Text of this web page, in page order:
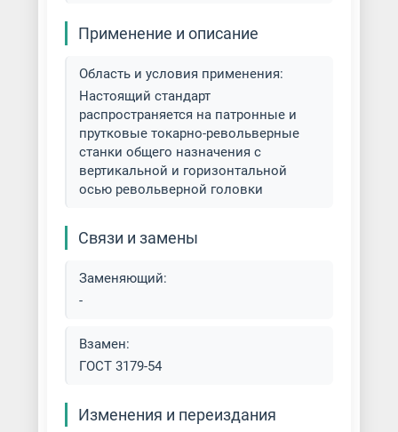
Применение и описание
Область и условия применения:
Настоящий стандарт
распространяется на патронные и
прутковые токарно-револьверные
станки общего назначения с
вертикальной и горизонтальной
осью револьверной головки
Связи и замены
Заменяющий:
-
Взамен:
ГОСТ 3179-54
Изменения и переиздания